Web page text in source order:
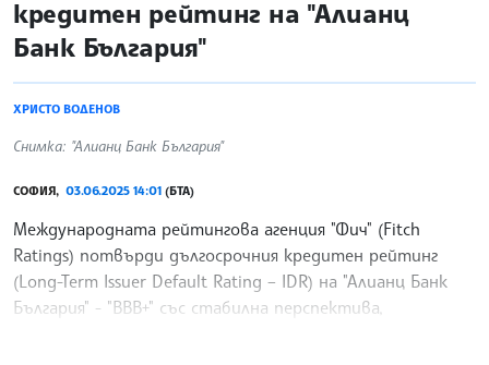
кредитен рейтинг на "Алианц
Банк България"
ХРИСТО ВОДЕНОВ
Снимка: "Алианц Банк България"
СОФИЯ, 03.06.2025 14:01 (БТА)
Международната рейтингова агенция "Фич" (Fitch
Ratings) потвърди дългосрочния кредитен рейтинг
(Long-Term Issuer Default Rating – IDR) на "Алианц Банк
България" - "BBB+" със стабилна перспектива,